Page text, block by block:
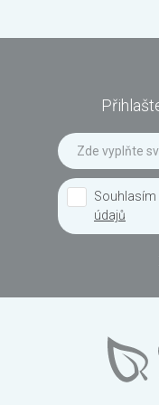
Souhlasím
údajů